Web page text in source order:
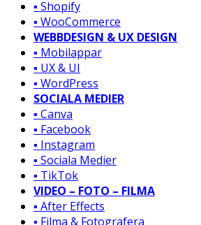
▪️ Shopify
▪️ WooCommerce
WEBBDESIGN & UX DESIGN
▪️ Mobilappar
▪️ UX & UI
▪️ WordPress
SOCIALA MEDIER
▪️ Canva
▪️ Facebook
▪️ Instagram
▪️ Sociala Medier
▪️ TikTok
VIDEO – FOTO – FILMA
▪️ After Effects
▪️ Filma & Fotografera